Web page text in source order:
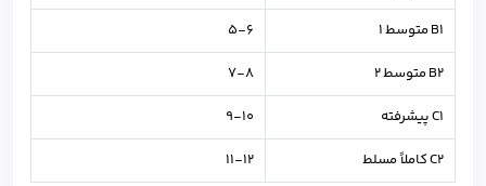
B1 متوسط ۱
۵-۶
B2 متوسط ۲
۷-۸
C1 پیشرفته
۹-۱۰
C2 کاملاً مسلط
۱۱-۱۲